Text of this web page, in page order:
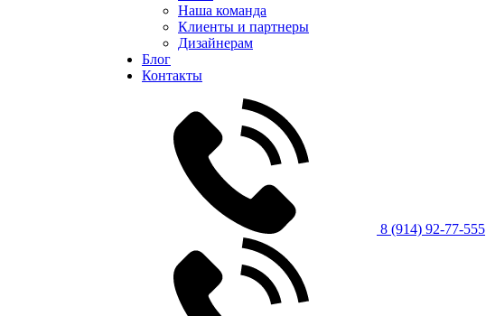
Наша команда
Клиенты и партнеры
Дизайнерам
Блог
Контакты
8 (914) 92-77-555